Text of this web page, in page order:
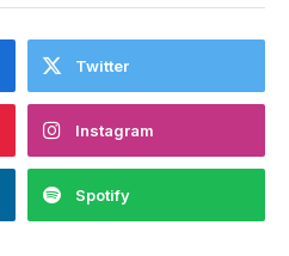
Twitter
Instagram
Spotify